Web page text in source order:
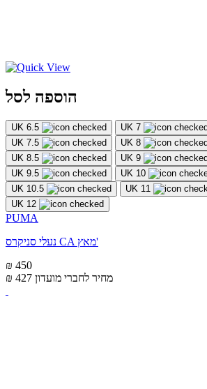
הוספה לסל
UK 6.5
UK 7
UK 7.5
UK 8
UK 8.5
UK 9
UK 9.5
UK 10
UK 10.5
UK 11
UK 12
PUMA
נעלי סניקרס CA מאץ'
₪ 450
₪ 427 מחיר לחברי מועדון